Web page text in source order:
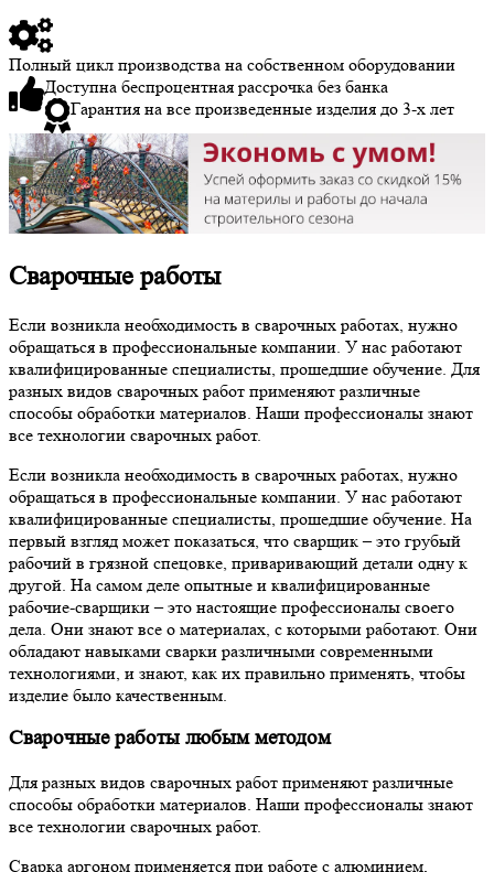
Полный цикл производства на собственном оборудовании
Доступна беспроцентная рассрочка без банка
Гарантия на все произведенные изделия до 3-х лет
Сварочные работы
Если возникла необходимость в сварочных работах, нужно
обращаться в профессиональные компании. У нас работают
квалифицированные специалисты, прошедшие обучение. Для
разных видов сварочных работ применяют различные
способы обработки материалов. Наши профессионалы знают
все технологии сварочных работ.
Если возникла необходимость в сварочных работах, нужно
обращаться в профессиональные компании. У нас работают
квалифицированные специалисты, прошедшие обучение. На
первый взгляд может показаться, что сварщик – это грубый
рабочий в грязной спецовке, приваривающий детали одну к
другой. На самом деле опытные и квалифицированные
рабочие-сварщики – это настоящие профессионалы своего
дела. Они знают все о материалах, с которыми работают. Они
обладают навыками сварки различными современными
технологиями, и знают, как их правильно применять, чтобы
изделие было качественным.
Сварочные работы любым методом
Для разных видов сварочных работ применяют различные
способы обработки материалов. Наши профессионалы знают
все технологии сварочных работ.
Сварка аргоном применяется при работе с алюминием,